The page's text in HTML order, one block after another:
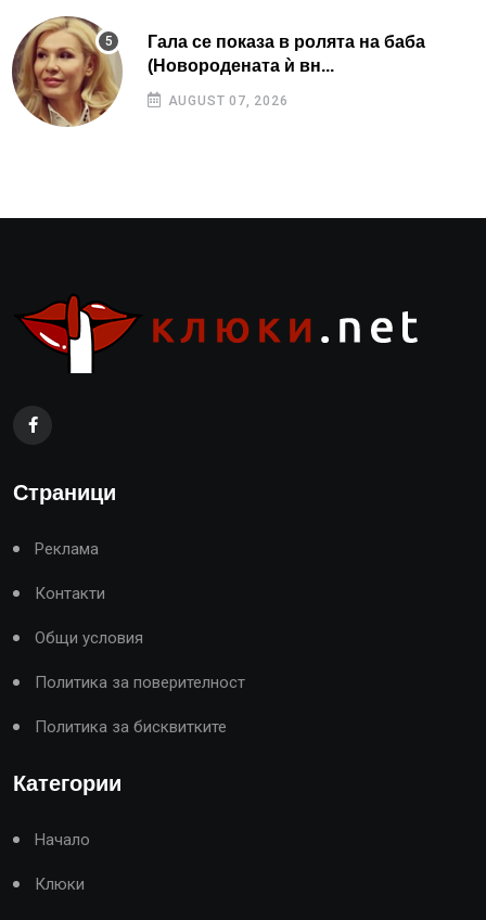
Гала се показа в ролята на баба
(Новородената ѝ вн...
AUGUST 07, 2026
Страници
Реклама
Контакти
Общи условия
Политика за поверителност
Политика за бисквитките
Категории
Начало
Клюки